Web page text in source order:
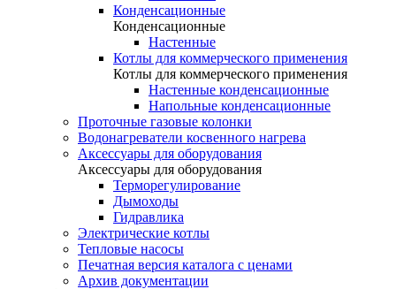
Конденсационные
Конденсационные
Настенные
Котлы для коммерческого применения
Котлы для коммерческого применения
Настенные конденсационные
Напольные конденсационные
Проточные газовые колонки
Водонагреватели косвенного нагрева
Аксессуары для оборудования
Аксессуары для оборудования
Терморегулирование
Дымоходы
Гидравлика
Электрические котлы
Тепловые насосы
Печатная версия каталога с ценами
Архив документации